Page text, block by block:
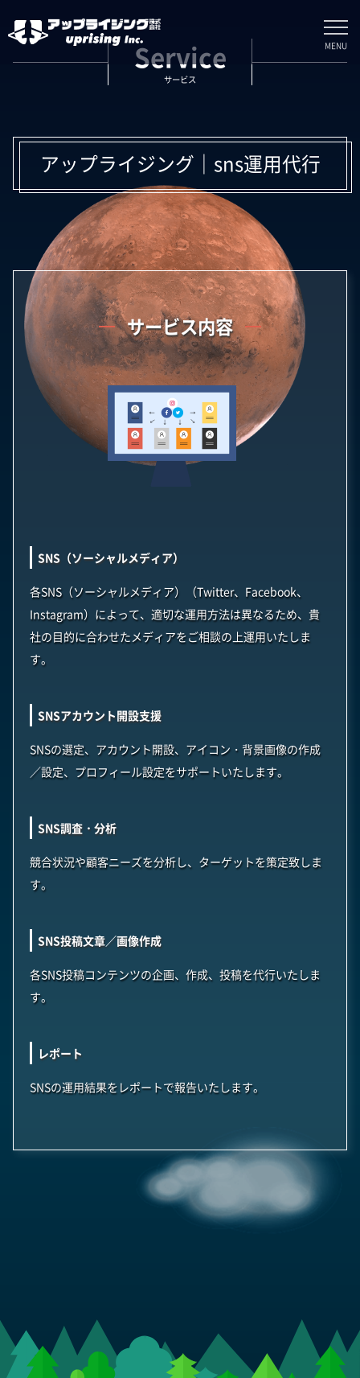
MENU
Service
サービス
アップライジング｜sns運用代行
サービス内容
SNS（ソーシャルメディア）
各SNS（ソーシャルメディア）（Twitter、Facebook、
Instagram）によって、適切な運用方法は異なるため、貴
社の目的に合わせたメディアをご相談の上運用いたしま
す。
SNSアカウント開設支援
SNSの選定、アカウント開設、アイコン・背景画像の作成
／設定、プロフィール設定をサポートいたします。
SNS調査・分析
競合状況や顧客ニーズを分析し、ターゲットを策定致しま
す。
SNS投稿文章／画像作成
各SNS投稿コンテンツの企画、作成、投稿を代行いたしま
す。
レポート
SNSの運用結果をレポートで報告いたします。